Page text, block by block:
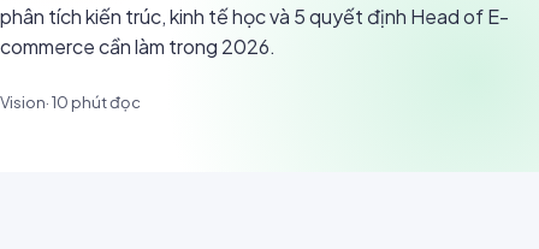
phân tích kiến trúc, kinh tế học và 5 quyết định Head of E-
commerce cần làm trong 2026.
Vision·10 phút đọc